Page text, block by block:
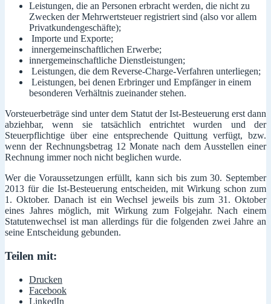
Leistungen, die an Personen erbracht werden, die nicht zu
Zwecken der Mehrwertsteuer registriert sind (also vor allem
Privatkundengeschäfte);
Importe und Exporte;
innergemeinschaftlichen Erwerbe;
innergemeinschaftliche Dienstleistungen;
Leistungen, die dem Reverse-Charge-Verfahren unterliegen;
Leistungen, bei denen Erbringer und Empfänger in einem
besonderen Verhältnis zueinander stehen.
Vorsteuerbeträge sind unter dem Statut der Ist-Besteuerung erst dann
abziehbar, wenn sie tatsächlich entrichtet wurden und der
Steuerpflichtige über eine entsprechende Quittung verfügt, bzw.
wenn der Rechnungsbetrag 12 Monate nach dem Ausstellen einer
Rechnung immer noch nicht beglichen wurde.
Wer die Voraussetzungen erfüllt, kann sich bis zum 30. September
2013 für die Ist-Besteuerung entscheiden, mit Wirkung schon zum
1. Oktober. Danach ist ein Wechsel jeweils bis zum 31. Oktober
eines Jahres möglich, mit Wirkung zum Folgejahr. Nach einem
Statutenwechsel ist man allerdings für die folgenden zwei Jahre an
seine Entscheidung gebunden.
Teilen mit:
Drucken
Facebook
LinkedIn